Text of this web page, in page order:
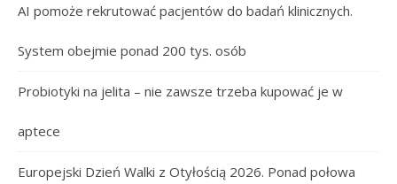
AI pomoże rekrutować pacjentów do badań klinicznych.
System obejmie ponad 200 tys. osób
Probiotyki na jelita – nie zawsze trzeba kupować je w
aptece
Europejski Dzień Walki z Otyłością 2026. Ponad połowa